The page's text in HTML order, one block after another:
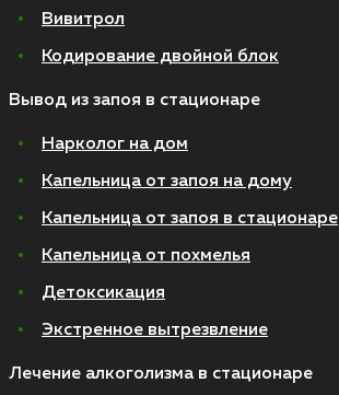
Вивитрол
Кодирование двойной блок
Вывод из запоя в стационаре
Нарколог на дом
Капельница от запоя на дому
Капельница от запоя в стационаре
Капельница от похмелья
Детоксикация
Экстренное вытрезвление
Лечение алкоголизма в стационаре